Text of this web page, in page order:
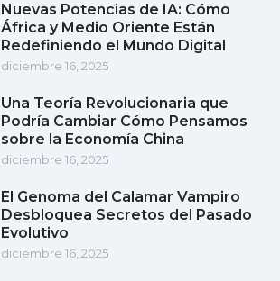
Nuevas Potencias de IA: Cómo
África y Medio Oriente Están
Redefiniendo el Mundo Digital
diciembre 16, 2025
Una Teoría Revolucionaria que
Podría Cambiar Cómo Pensamos
sobre la Economía China
diciembre 16, 2025
El Genoma del Calamar Vampiro
Desbloquea Secretos del Pasado
Evolutivo
diciembre 16, 2025